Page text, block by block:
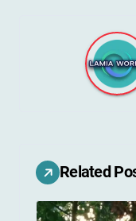
ά
ρ
Related